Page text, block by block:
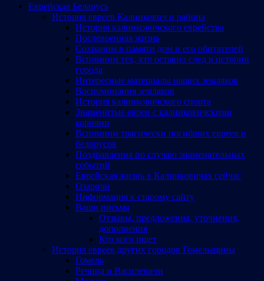
Еврейская Беларусь
История евреев Калинкович и района
История калинковичского еврейства
Послевоенная жизнь
Сохраним в памяти дом и его обитателей
Вспомним тех, кто оставил след в истории
города
Интересные материалы наших земляков
Воспоминания земляков
История калинковичского спорта
Знаменитые евреи с калинковичскими
корнями
Вспомним трагически погибших евреев и
белорусов
Поздравления по случаю знаменательных
событий
Еврейская жизнь в Калинковичах сейчас
Озаричи
Информация к старому сайту
Ваши письма
Отзывы, предложения, уточнения,
дополнения
Кто кого ищет
История евреев других городов Гомельщины
Гомель
Речица и Василевичи